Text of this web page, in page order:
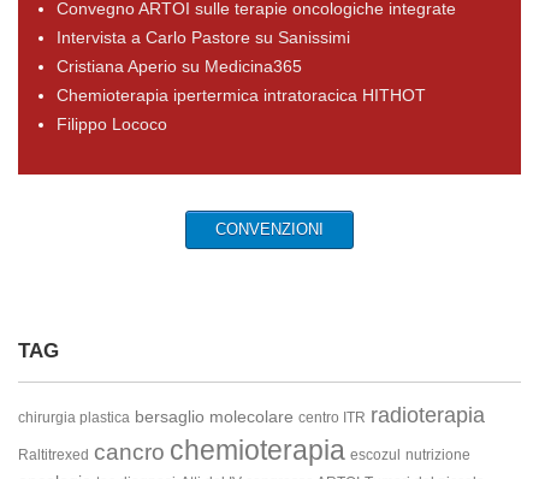
Convegno ARTOI sulle terapie oncologiche integrate
Intervista a Carlo Pastore su Sanissimi
Cristiana Aperio su Medicina365
Chemioterapia ipertermica intratoracica HITHOT
Filippo Lococo
CONVENZIONI
TAG
chirurgia plastica bersaglio molecolare centro ITR radioterapia
Raltitrexed cancro chemioterapia escozul nutrizione